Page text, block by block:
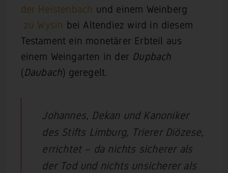
der Heistenbach und einem Weinberg
zu Wysin bei Altendiez wird in diesem
Testament ein monetärer Erbteil aus
einem Weingarten in der Dupbach
(Daubach) geregelt.
Johannes, Dekan und Kanoniker
des Stifts Limburg, Trierer Diözese,
errichtet – da nichts sicherer als
der Tod und nichts unsicherer als